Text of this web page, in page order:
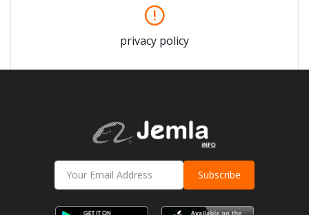
privacy policy
Subscribe